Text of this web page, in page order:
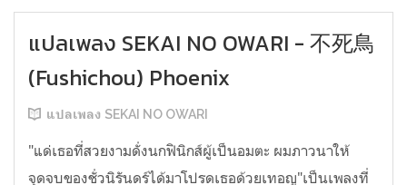
แปลเพลง SEKAI NO OWARI - 不死鳥
(Fushichou) Phoenix
แปลเพลง SEKAI NO OWARI
"แด่เธอที่สวยงามดั่งนกฟินิกส์ผู้เป็นอมตะ ผมภาวนาให้
จุดจบของชั่วนิรันดร์ได้มาโปรดเธอด้วยเทอญ"เป็นเพลงที่